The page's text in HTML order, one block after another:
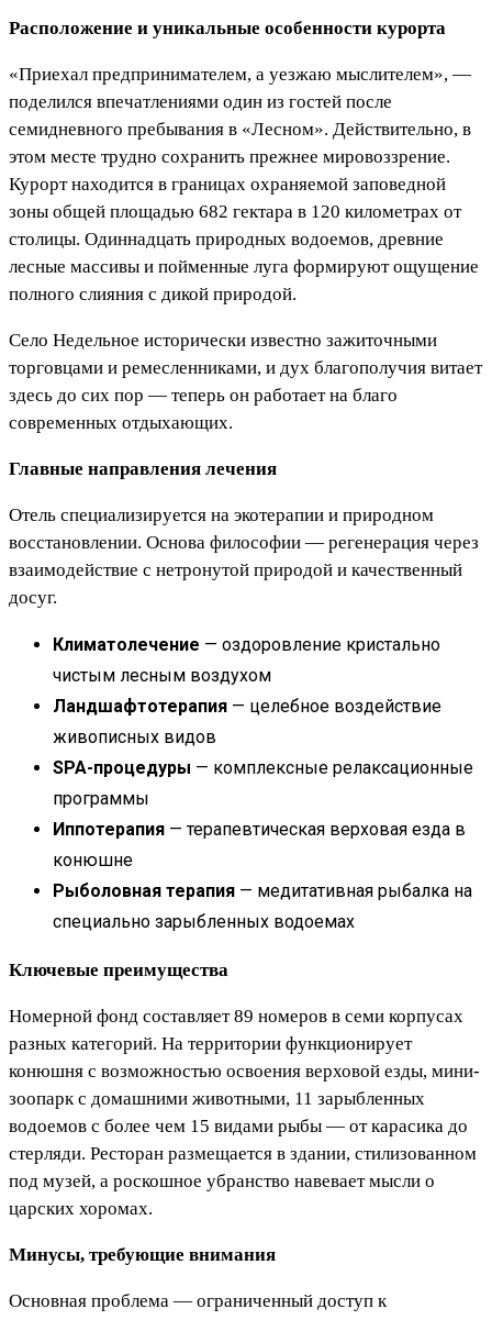
Расположение и уникальные особенности курорта
«Приехал предпринимателем, а уезжаю мыслителем», —
поделился впечатлениями один из гостей после
семидневного пребывания в «Лесном». Действительно, в
этом месте трудно сохранить прежнее мировоззрение.
Курорт находится в границах охраняемой заповедной
зоны общей площадью 682 гектара в 120 километрах от
столицы. Одиннадцать природных водоемов, древние
лесные массивы и пойменные луга формируют ощущение
полного слияния с дикой природой.
Село Недельное исторически известно зажиточными
торговцами и ремесленниками, и дух благополучия витает
здесь до сих пор — теперь он работает на благо
современных отдыхающих.
Главные направления лечения
Отель специализируется на экотерапии и природном
восстановлении. Основа философии — регенерация через
взаимодействие с нетронутой природой и качественный
досуг.
Климатолечение — оздоровление кристально
чистым лесным воздухом
Ландшафтотерапия — целебное воздействие
живописных видов
SPA-процедуры — комплексные релаксационные
программы
Иппотерапия — терапевтическая верховая езда в
конюшне
Рыболовная терапия — медитативная рыбалка на
специально зарыбленных водоемах
Ключевые преимущества
Номерной фонд составляет 89 номеров в семи корпусах
разных категорий. На территории функционирует
конюшня с возможностью освоения верховой езды, мини-
зоопарк с домашними животными, 11 зарыбленных
водоемов с более чем 15 видами рыбы — от карасика до
стерляди. Ресторан размещается в здании, стилизованном
под музей, а роскошное убранство навевает мысли о
царских хоромах.
Минусы, требующие внимания
Основная проблема — ограниченный доступ к